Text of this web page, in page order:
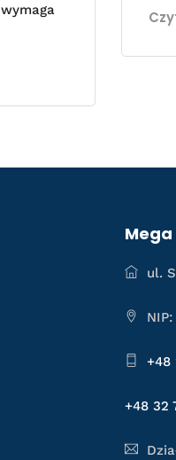
Mega
ul.
+48
+48 32